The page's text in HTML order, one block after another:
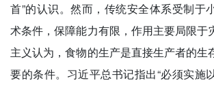
首”的认识。然而，传统安全体系受制于
术条件，保障能力有限，作用主要局限于
主义认为，食物的生产是直接生产者的生
要的条件。习近平总书记指出“必须实施